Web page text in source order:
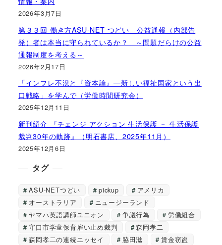
2026年3月7日
第３３回 働き方ASU-NET つどい 公益通報（内部告
発）者は本当に守られているか？ ～問題だらけの公益
通報制度を考える～
2026年2月17日
「インフレ不況と『資本論』―新しい福祉国家という出
口戦略」を学んで（労働時間研究会）
2025年12月11日
新刊紹介 『チェンジ アクション 生活保護 － 生活保護
裁判30年の軌跡』（明石書店、2025年11月）
2025年12月6日
タグ
ASU-NETつどい pickup
アメリカ
オーストラリア
ニュージーランド
ヤマハ英語講師ユニオン
争議行為
労働組合
守口市学童保育雇い止め裁判
森岡孝二
森岡孝二の連続エッセイ
脇田滋
賃金窃盗